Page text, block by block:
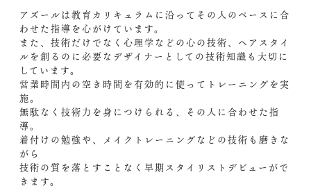
アズールは教育カリキュラムに沿ってその人のペースに合
わせた指導を心がけています。
また、技術だけでなく心理学などの心の技術、ヘアスタイ
ルを創るのに必要なデザイナーとしての技術知識も大切に
しています。
営業時間内の空き時間を有効的に使ってトレーニングを実
施。
無駄なく技術力を身につけられる、その人に合わせた指
導。
着付けの勉強や、メイクトレーニングなどの技術も磨きな
がら
技術の質を落とすことなく早期スタイリストデビューがで
きます。